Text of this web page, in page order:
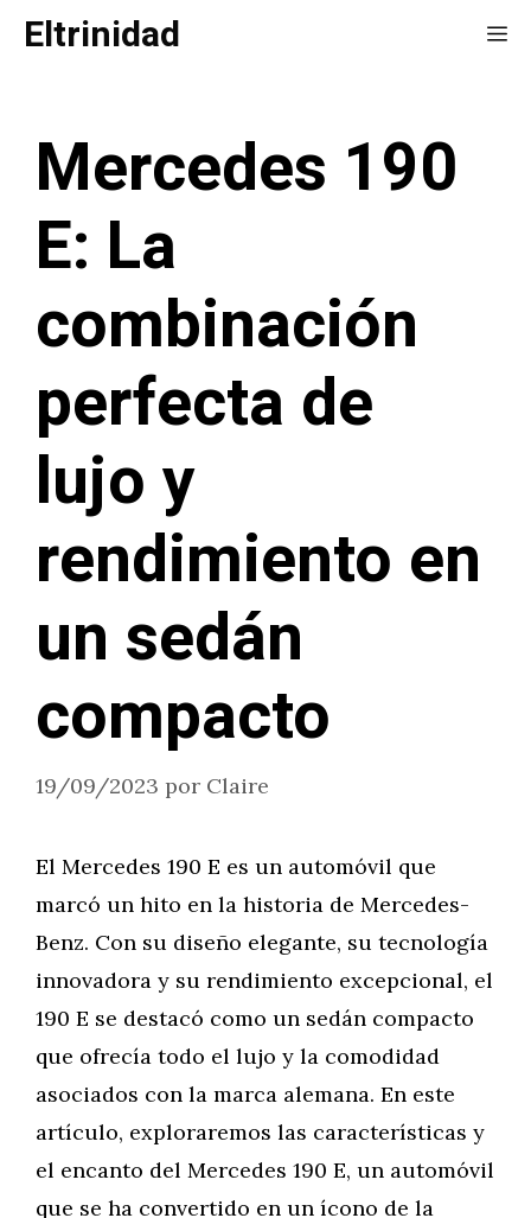
Saltar
Eltrinidad
Mercedes 190
E: La
combinación
perfecta de
lujo y
rendimiento en
un sedán
compacto
19/09/2023 por Claire
El Mercedes 190 E es un automóvil que
marcó un hito en la historia de Mercedes-
Benz. Con su diseño elegante, su tecnología
innovadora y su rendimiento excepcional, el
190 E se destacó como un sedán compacto
que ofrecía todo el lujo y la comodidad
asociados con la marca alemana. En este
artículo, exploraremos las características y
el encanto del Mercedes 190 E, un automóvil
que se ha convertido en un ícono de la